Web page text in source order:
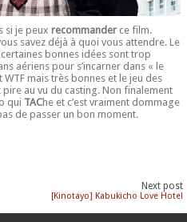
si je peux recommander ce film.
savez déjà à quoi vous attendre. Le
bonnes idées sont trop
aériens pour s’incarner dans « le
WTF mais très bonnes et le jeu des
au vu du casting. Non finalement
qui TAChe et c’est vraiment dommage
de passer un bon moment.
Next post
[Kinotayo] Kabukicho Love Hotel